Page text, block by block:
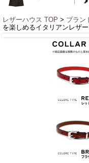
レザーハウス TOP > ブラン
を楽しめるイタリアンレザ